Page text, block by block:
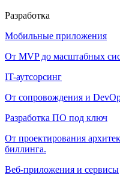
Разработка
Мобильные приложения
От MVP до масштабных
IT-аутсорсинг
От сопровождения и
Разработка ПО под ключ
От проектирования
биллинга.
Веб-приложения и сервисы